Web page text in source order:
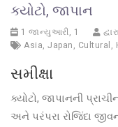
ક્યોટો, જાપાન
1 જાન્યુઆરી, 1
Asia Japan Cultural
સમીક્ષા
ક્યોટો, જાપાનની
અને પરંપરા રોજિંદા